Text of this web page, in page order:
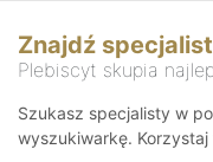
Znajdź
Plebiscyt skupia
Szukasz specjalisty w
wyszukiwarkę.